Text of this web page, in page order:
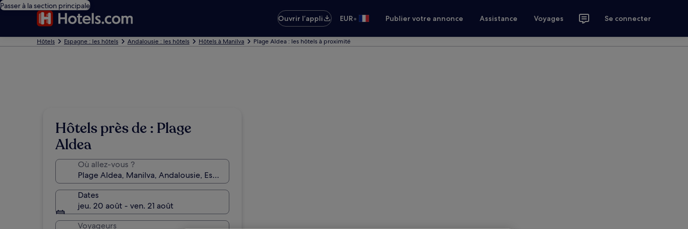
Passer à la section principale
Ouvrir l’appli
EUR• Publier votre annonce Assistance Voyages Se connecter
Hôtels Espagne : les hôtels Andalousie : les hôtels Hôtels à Manilva Plage Aldea : les hôtels à proximité
Hôtels près de : Plage
Aldea
Où allez-vous ?
Dates
jeu. 20 août - ven. 21 août
Voyageurs